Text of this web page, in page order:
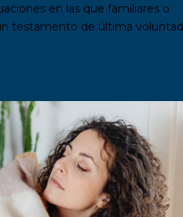
en las que familiares o
testamento de última